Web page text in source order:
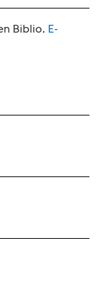
Biblio. E-